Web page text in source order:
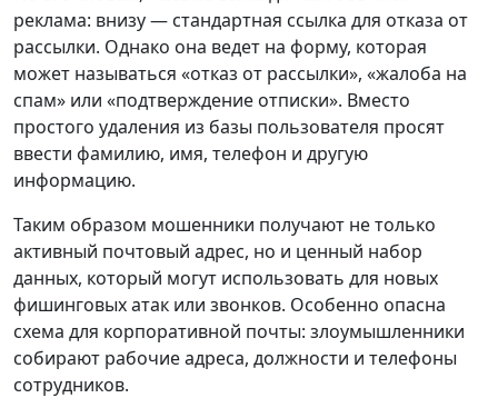
реклама: внизу — стандартная ссылка для отказа от
рассылки. Однако она ведет на форму, которая
может называться «отказ от рассылки», «жалоба на
спам» или «подтверждение отписки». Вместо
простого удаления из базы пользователя просят
ввести фамилию, имя, телефон и другую
информацию.
Таким образом мошенники получают не только
активный почтовый адрес, но и ценный набор
данных, который могут использовать для новых
фишинговых атак или звонков. Особенно опасна
схема для корпоративной почты: злоумышленники
собирают рабочие адреса, должности и телефоны
сотрудников.